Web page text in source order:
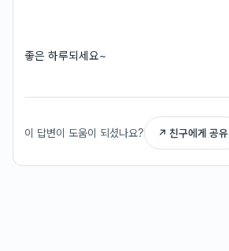
좋은 하루되세요~
이 답변이 도움이 되셨나요? ↗ 친구에게 공유